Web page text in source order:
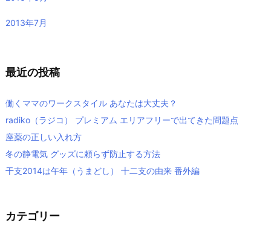
2013年7月
最近の投稿
働くママのワークスタイル あなたは大丈夫？
radiko（ラジコ） プレミアム エリアフリーで出てきた問題点
座薬の正しい入れ方
冬の静電気 グッズに頼らず防止する方法
干支2014は午年（うまどし） 十二支の由来 番外編
カテゴリー